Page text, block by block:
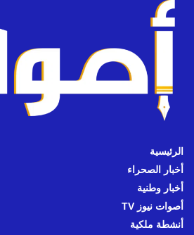
الرئيسية
أخبار الصحراء
أخبار وطنية
أصوات نيوز TV
أنشطة ملكية